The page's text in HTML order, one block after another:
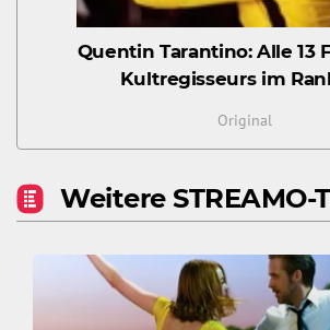
Quentin Tarantino: Alle 13
Kultregisseurs im
Original
Weitere STREAMO-